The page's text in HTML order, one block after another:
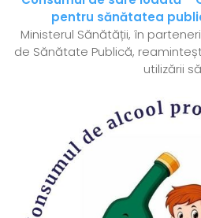
pentru sănătatea
Ministerul Sănătății, în
de Sănătate Publică,
utilizării